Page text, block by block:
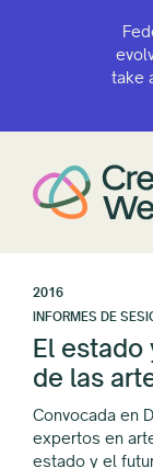
take
2016
INFORMES DE
El estado
de las
Convocada en
expertos en
estado y el